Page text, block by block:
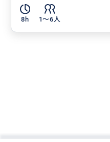
8h 1〜6人